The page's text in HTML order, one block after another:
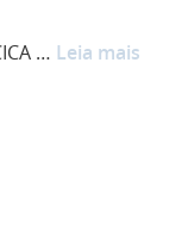
… Leia mais